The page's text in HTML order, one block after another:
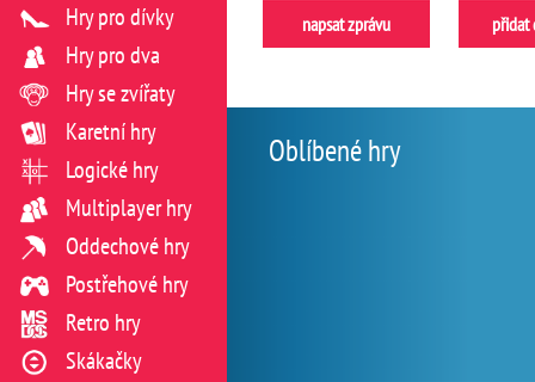
napsat zprávu přidat
Oblíbené hry
Hry pro dívky
Hry pro dva
Hry se zvířaty
Karetní hry
Logické hry
Multiplayer hry
Oddechové hry
Postřehové hry
Retro hry
Skákačky